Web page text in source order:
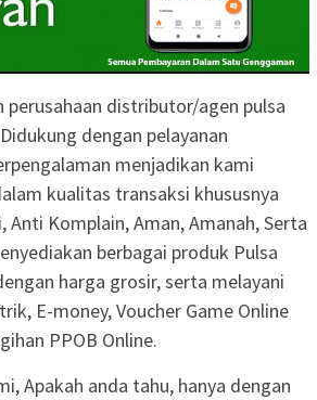
perusahaan distributor/agen pulsa
dengan pelayanan
menjadikan kami
kualitas transaksi khususnya
Anti Komplain, Aman, Amanah, Serta
berbagai produk Pulsa
harga grosir, serta melayani
E-money, Voucher Game Online
PPOB Online.
Apakah anda tahu, hanya dengan